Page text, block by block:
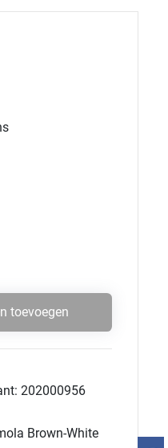
toevoegen
202000956
Brown-White